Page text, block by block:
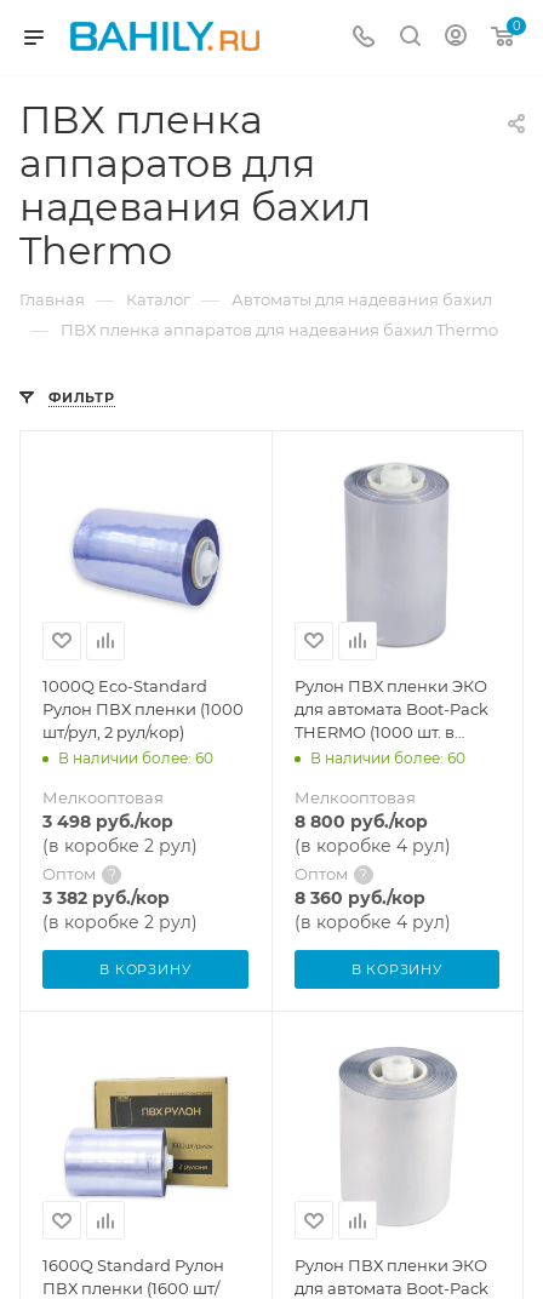
0
ПВХ пленка
аппаратов для
надевания бахил
Thermo
Главная — Каталог — Автоматы для надевания бахил
— ПВХ пленка аппаратов для надевания бахил Thermo
ФИЛЬТР
1000Q Eco-Standard
Рулон ПВХ пленки (1000
шт/рул, 2 рул/кор)
В наличии более: 60
Мелкооптовая
3 498 руб./кор
(в коробке 2 рул)
Оптом ?
3 382 руб./кор
(в коробке 2 рул)
В КОРЗИНУ
Рулон ПВХ пленки ЭКО
для автомата Boot-Pack
THERMO (1000 шт. в
рулоне)
В наличии более: 60
Мелкооптовая
8 800 руб./кор
(в коробке 4 рул)
Оптом ?
8 360 руб./кор
(в коробке 4 рул)
В КОРЗИНУ
1600Q Standard Рулон
ПВХ пленки (1600 шт/
Рулон ПВХ пленки ЭКО
для автомата Boot-Pack